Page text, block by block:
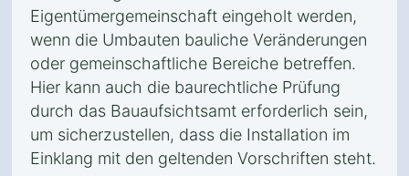
Eigentümergemeinschaft eingeholt werden,
wenn die Umbauten bauliche Veränderungen
oder gemeinschaftliche Bereiche betreffen.
Hier kann auch die baurechtliche Prüfung
durch das Bauaufsichtsamt erforderlich sein,
um sicherzustellen, dass die Installation im
Einklang mit den geltenden Vorschriften steht.